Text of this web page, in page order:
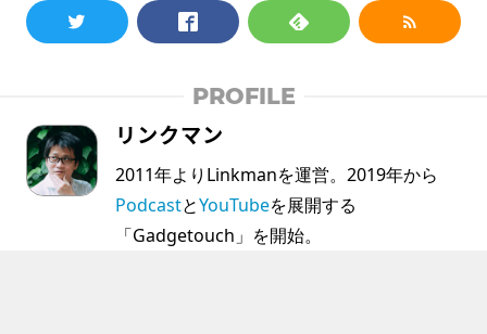
PROFILE
リンクマン
2011年よりLinkmanを運営。2019年から
PodcastとYouTubeを展開する
「Gadgetouch」を開始。